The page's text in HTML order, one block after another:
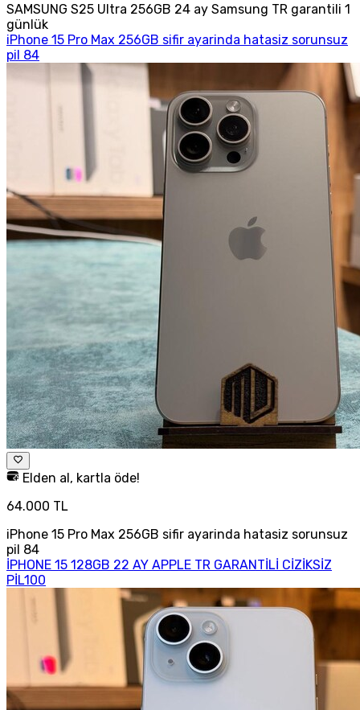
SAMSUNG S25 Ultra 256GB 24 ay Samsung TR garantili 1
günlük
iPhone 15 Pro Max 256GB sifir ayarinda hatasiz sorunsuz
pil 84
Elden al, kartla öde!
64.000 TL
iPhone 15 Pro Max 256GB sifir ayarinda hatasiz sorunsuz
pil 84
İPHONE 15 128GB 22 AY APPLE TR GARANTİLİ CİZİKSİZ
PİL100